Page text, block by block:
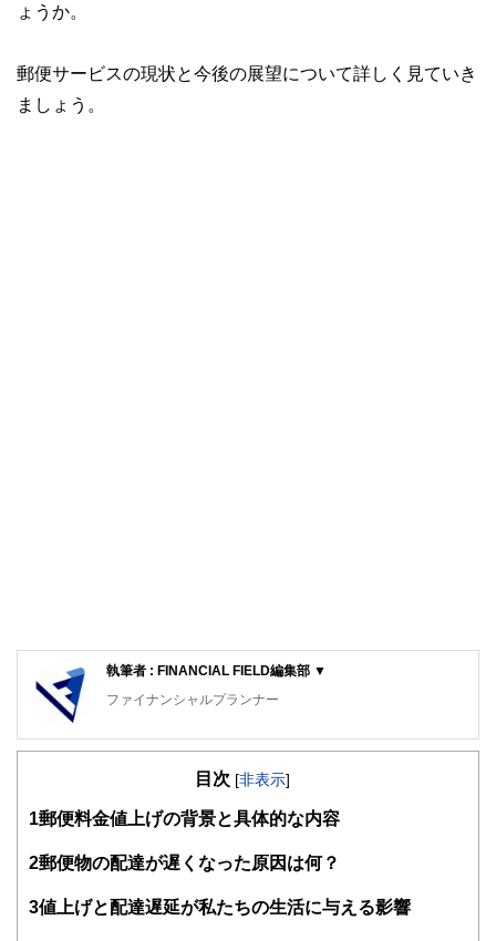
ょうか。
郵便サービスの現状と今後の展望について詳しく見ていき
ましょう。
執筆者 : FINANCIAL FIELD編集部 ▼
ファイナンシャルプランナー
FinancialField編集部は、金融、経済に関する記事を、日々
知識がない方でも理解できるようわかりやすく発信していま
得者を中心に「お金や暮らし」に関する書籍・雑誌の編集経
験者で構成され、企画立案から記事掲載まですべての工程に
目次 [非表示]
1 郵便料金値上げの背景と具体的な内容
2郵便物の配達が遅くなった原因は何？
3値上げと配達遅延が私たちの生活に与える影響